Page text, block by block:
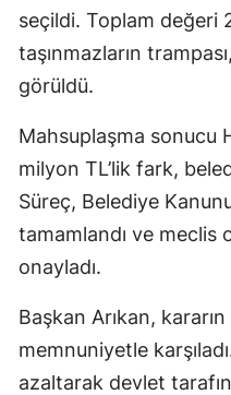
seçildi. Toplam değeri
taşınmazların
görüldü.
Mahsuplaşma sonucu
milyon TL’lik fark,
Süreç, Belediye
tamamlandı ve meclis
onayladı.
Başkan Arıkan, kararın
memnuniyetle
azaltarak devlet